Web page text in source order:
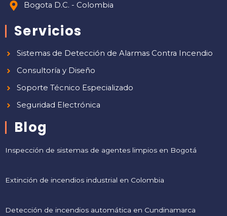
Bogota D.C. - Colombia
Servicios
Sistemas de Detección de Alarmas Contra Incendio
Consultoría y Diseño
Soporte Técnico Especializado
Seguridad Electrónica
Blog
Inspección de sistemas de agentes limpios en Bogotá
Extinción de incendios industrial en Colombia
Detección de incendios automática en Cundinamarca